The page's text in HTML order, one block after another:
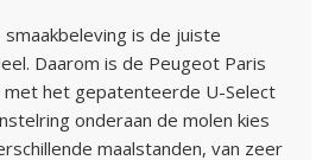
is de juiste
Daarom is de Peugeot Paris
met het gepatenteerde U-Select
onderaan de molen kies
maalstanden, van zeer